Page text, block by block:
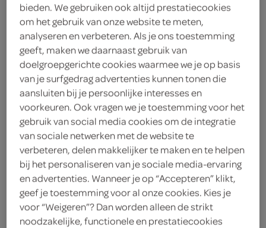
ingrediënten
100 milliliter tomatenketchup
2 eetlepels pesto
2 blikjes tonijn
500 gram farfalle
500 gram fusilli
2 teentjes knoflook
bieden. We gebruiken ook altijd prestatiecookies
om het gebruik van onze website te meten,
analyseren en verbeteren. Als je ons toestemming
geeft, maken we daarnaast gebruik van
doelgroepgerichte cookies waarmee we je op basis
van je surfgedrag advertenties kunnen tonen die
aansluiten bij je persoonlijke interesses en
voorkeuren. Ook vragen we je toestemming voor het
gebruik van social media cookies om de integratie
van sociale netwerken met de website te
verbeteren, delen makkelijker te maken en te helpen
bij het personaliseren van je sociale media-ervaring
en advertenties. Wanneer je op “Accepteren” klikt,
geef je toestemming voor al onze cookies. Kies je
voor “Weigeren”? Dan worden alleen de strikt
noodzakelijke, functionele en prestatiecookies